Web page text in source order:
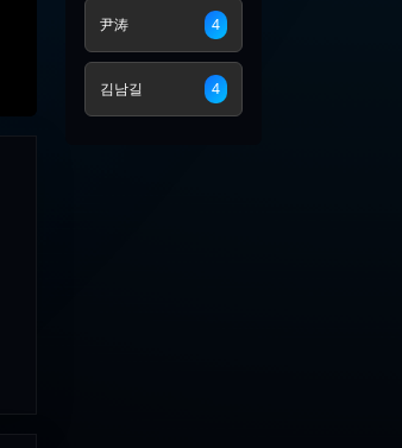
尹涛 4
김남길 4